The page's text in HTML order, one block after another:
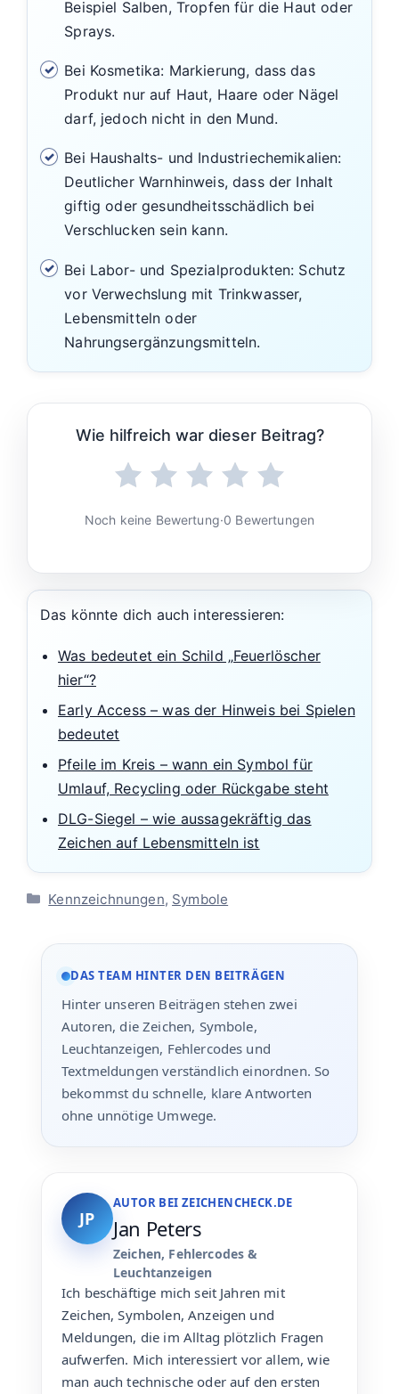
Beispiel Salben, Tropfen für die Haut oder
Sprays.
Bei Kosmetika: Markierung, dass das
Produkt nur auf Haut, Haare oder Nägel
darf, jedoch nicht in den Mund.
Bei Haushalts- und Industriechemikalien:
Deutlicher Warnhinweis, dass der Inhalt
giftig oder gesundheitsschädlich bei
Verschlucken sein kann.
Bei Labor- und Spezialprodukten: Schutz
vor Verwechslung mit Trinkwasser,
Lebensmitteln oder
Nahrungsergänzungsmitteln.
Wie hilfreich war dieser Beitrag?
Noch keine Bewertung·0 Bewertungen
Das könnte dich auch interessieren:
Was bedeutet ein Schild „Feuerlöscher
hier“?
Early Access – was der Hinweis bei Spielen
bedeutet
Pfeile im Kreis – wann ein Symbol für
Umlauf, Recycling oder Rückgabe steht
DLG-Siegel – wie aussagekräftig das
Zeichen auf Lebensmitteln ist
Kategorien
Kennzeichnungen, Symbole
DAS TEAM HINTER DEN BEITRÄGEN
Hinter unseren Beiträgen stehen zwei
Autoren, die Zeichen, Symbole,
Leuchtanzeigen, Fehlercodes und
Textmeldungen verständlich einordnen. So
bekommst du schnelle, klare Antworten
ohne unnötige Umwege.
JP
AUTOR BEI ZEICHENCHECK.DE
Jan Peters
Zeichen, Fehlercodes &
Leuchtanzeigen
Ich beschäftige mich seit Jahren mit
Zeichen, Symbolen, Anzeigen und
Meldungen, die im Alltag plötzlich Fragen
aufwerfen. Mich interessiert vor allem, wie
man auch technische oder auf den ersten